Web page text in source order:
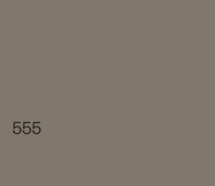
555